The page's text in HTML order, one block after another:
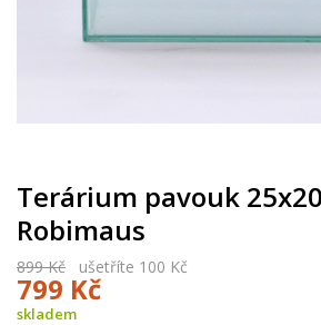
Terárium pavouk
Robimaus
899 Kč ušetříte 100 Kč
799 Kč
skladem